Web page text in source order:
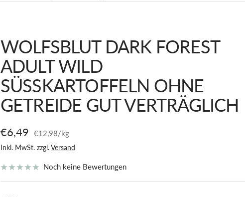
WOLFSBLUT DARK FOREST
ADULT WILD
SÜSSKARTOFFELN OHNE G
ETREIDE GUT VERTRÄGLICH
Angebotspreis
€6,49 €12,98/kg
Inkl. MwSt. zzgl.Versand
Noch keine Bewertungen